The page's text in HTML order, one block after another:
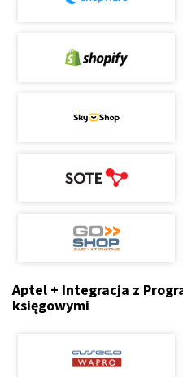
Aptel + Integracja z
księgowymi